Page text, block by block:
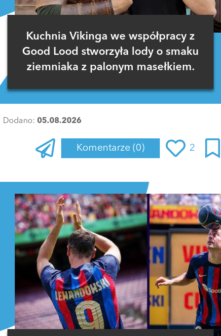
Kuchnia Vikinga we współpracy z
Good Lood stworzyła lody o smaku
ziemniaka z palonym masełkiem.
Dodano: 05.08.2026
Komentarze (0) 2